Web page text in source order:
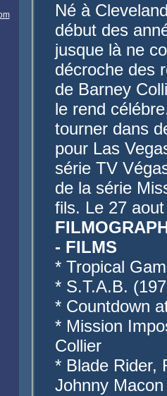
Né à
début des
jusque là ne
décroche des
de Barney
le rend
tourner dans
pour Las
série TV
de la série
fils. Le 27
- FILMS
* Tropical
* S.T.A.B.
* Countdown
* Mission
Collier
* Blade Rider,
Johnny Macon